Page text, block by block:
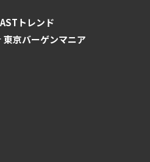
トレンド
東京バーゲンマニア